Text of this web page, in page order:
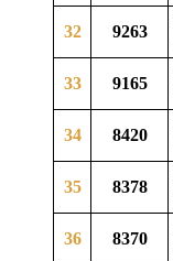
32 9263
33 9165
34 8420
35 8378
36 8370